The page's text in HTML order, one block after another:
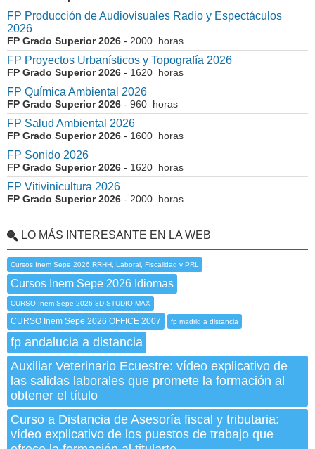
FP Producción de Audiovisuales Radio y Espectáculos
2026
FP Grado Superior 2026 - 2000 horas
FP Proyectos Urbanísticos y Topografía 2026
FP Grado Superior 2026 - 1620 horas
FP Química Ambiental 2026
FP Grado Superior 2026 - 960 horas
FP Salud Ambiental 2026
FP Grado Superior 2026 - 1600 horas
FP Sonido 2026
FP Grado Superior 2026 - 1620 horas
FP Vitivinicultura 2026
FP Grado Superior 2026 - 2000 horas
LO MÁS INTERESANTE EN LA WEB
Cursos Inem Sepe 2026 RRHH, Laboral, Fiscalidad y PRL
Cursos Inem Sepe 2026 Idiomas
CURSO Inem Sepe 2026 3D STUDIO MAX
CURSO Inem Sepe 2026 OFFICE 2007 fp madrid a distancia
fp andalucia a distancia
Auxiliar Veterinario Ecuestre: vídeo explicativo de
las salidas laborales que promete la formación al
obtener el título
Curso a Distancia de Asesoría fiscal y tributaria:
vídeo explicativo de los puestos de trabajo que